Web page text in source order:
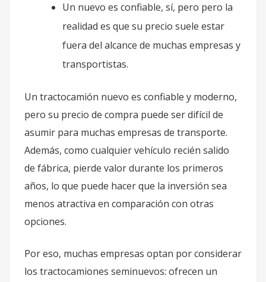
Un nuevo es confiable, sí, pero pero la
realidad es que su precio suele estar
fuera del alcance de muchas empresas y
transportistas.
Un tractocamión nuevo es confiable y moderno,
pero su precio de compra puede ser difícil de
asumir para muchas empresas de transporte.
Además, como cualquier vehículo recién salido
de fábrica, pierde valor durante los primeros
años, lo que puede hacer que la inversión sea
menos atractiva en comparación con otras
opciones.
Por eso, muchas empresas optan por considerar
los tractocamiones seminuevos: ofrecen un